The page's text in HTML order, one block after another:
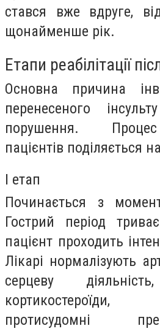
стався вже вдруге,
щонайменше рік.
Етапи реабілітації
Основна причина
перенесеного
порушення.
пацієнтів поділяється
I етап
Починається з
Гострий період
пацієнт проходить
Лікарі нормалізують
серцеву
кортикостероїди,
протисудомні